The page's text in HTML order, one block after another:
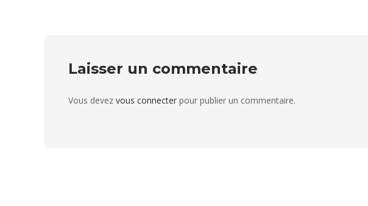
Laisser un commentaire
Vous devez vous connecter pour publier un commentaire.